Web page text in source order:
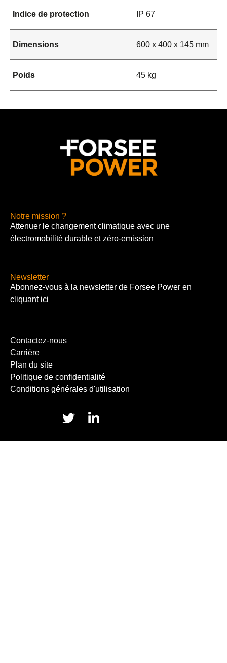
Indice de protection IP 67
Dimensions 600 x 400 x 145 mm
Poids 45 kg
Notre mission ?
Attenuer le changement climatique avec une
électromobilité durable et zéro-emission
Newsletter
Abonnez-vous à la newsletter de Forsee Power en
cliquant ici
Contactez-nous
Carrière
Plan du site
Politique de confidentialité
Conditions générales d'utilisation